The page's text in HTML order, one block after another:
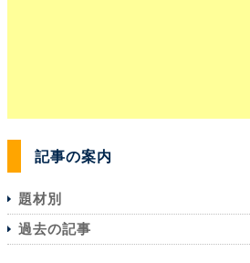
記事の案内
題材別
過去の記事